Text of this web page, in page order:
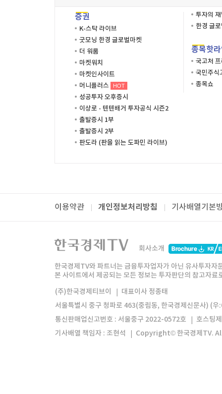
증권
K-스탁 라이브
굿모닝 한경 글로벌마켓
더 워룸
마켓워치
마켓인사이트
머니플러스
HOT
성공투자 오후증시
이상로 - 텐텐배거 투자공식 시즌2
출발증시 1부
출발증시 2부
판도라 (판을 읽는 도파민 라이브)
투자의
한경 글
종목핫
국고처
국민주식
종목쇼
이용약관 개인정보처리방침 기사배열기본
패밀리사이트
한국경제TV
한경미디어그룹 한국경제신문 한국경제
모바일앱 한국경제TV앱
회사소개
한국경제TV와 파트너는 금융투자업자가 아닌 유사투자
본 사이트에서 제공되는 모든 정보는 투자판단의 참고자
(주)한국경제티브이
대표이사 정종태
서울특별시 중구 청파로 463(중림동, 한국경제신문사) (
통신판매업신고번호 : 서울중구 2022-0572호
호스팅
기사배열 책임자 : 조현석
Copyright© 한국경제TV.